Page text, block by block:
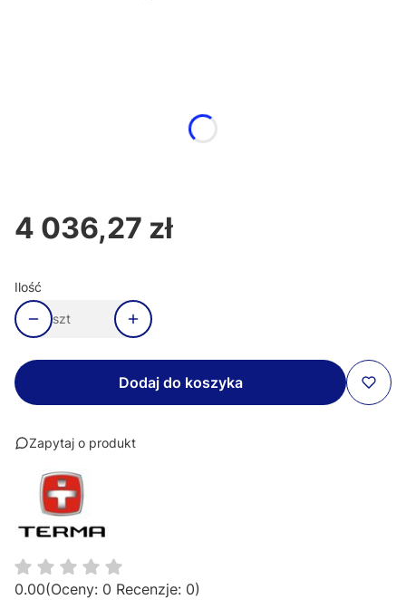
Cena
4 036,27 zł
Ilość
szt
Dodaj do koszyka
Zapytaj o produkt
0.00(Oceny: 0 Recenzje: 0)